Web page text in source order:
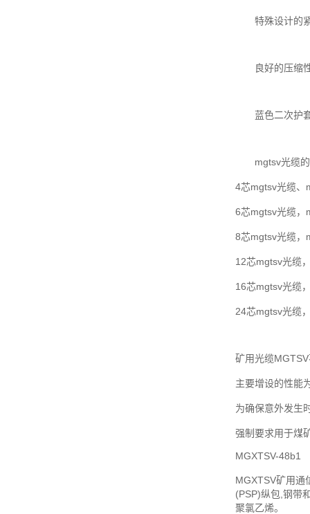
特殊设计的紧
良好的压缩性
蓝色二次护套
mgtsv光缆的
4芯mgtsv光缆、
6芯mgtsv光缆，
8芯mgtsv光缆，
12芯mgtsv光缆
16芯mgtsv光缆
24芯mgtsv光缆
矿用光缆
主要增设的性能
为确保意外发生
强制要求用于煤
MGXTSV-48b1
MGXTSV矿用通
(PSP)纵包,钢带
聚氯乙烯。